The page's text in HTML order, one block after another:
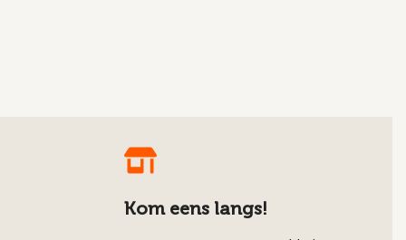
Kom eens langs!